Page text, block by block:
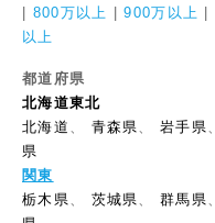
800万以上 |900万以上
以上
都道府県
北海道東北
北海道
青森県 、岩手県
県
関東
栃木県
茨城県 、群馬県